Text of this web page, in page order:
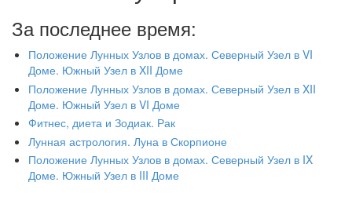
За последнее время:
Положение Лунных Узлов в домах. Северный Узел в VI
Доме. Южный Узел в XII Доме
Положение Лунных Узлов в домах. Северный Узел в XII
Доме. Южный Узел в VI Доме
Фитнес, диета и Зодиак. Рак
Лунная астрология. Луна в Скорпионе
Положение Лунных Узлов в домах. Северный Узел в IX
Доме. Южный Узел в III Доме